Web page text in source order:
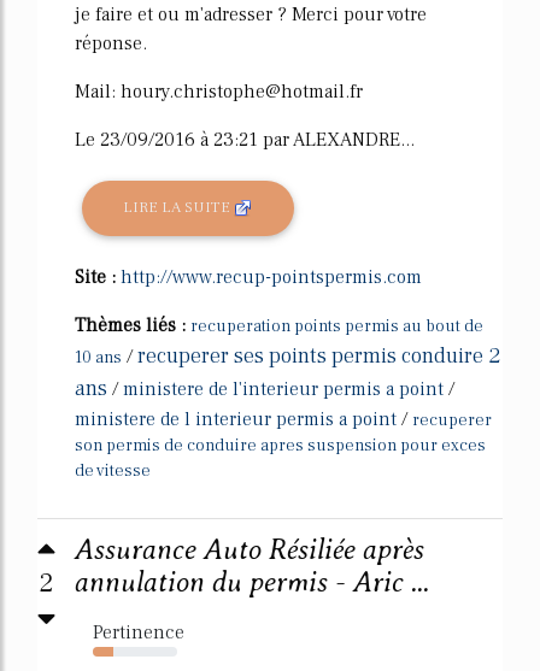
je faire et ou m'adresser ? Merci pour votre
réponse.
Mail: houry.christophe@hotmail.fr
Le 23/09/2016 à 23:21 par ALEXANDRE...
LIRE LA SUITE
Site : http://www.recup-pointspermis.com
Thèmes liés : recuperation points permis au bout de
10 ans /recuperer ses points permis conduire 2
ans /ministere de l'interieur permis a point /
ministere de l interieur permis a point / recuperer
son permis de conduire apres suspension pour exces
de vitesse
2
Assurance Auto Résiliée après
annulation du permis - Aric ...
Pertinence
24%